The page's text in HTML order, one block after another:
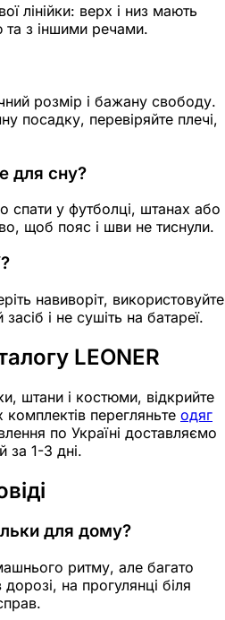
лінійки: верх і низ мають
з іншими речами.
розмір і бажану свободу.
посадку, перевіряйте плечі,
для сну?
у футболці, штанах або
щоб пояс і шви не тиснули.
навиворіт, використовуйте
і не сушіть на батареї.
LEONER
штани і костюми, відкрийте
перегляньте одяг
по Україні доставляємо
1-3 дні.
для дому?
ритму, але багато
на прогулянці біля